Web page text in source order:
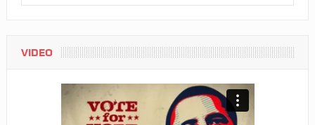
VIDEO